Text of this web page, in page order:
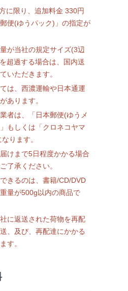
に限り、追加料金 330円
便(ゆうパック)」の指定が
が当社の規定サイズ(3辺
超過する場合は、国内送
いただきます。
は、西濃運輸や日本通運
あります。
者は、「日本郵便(ゆうメ
もしくは「クロネコヤマ
ります。
けまで5日程度かかる場合
了承ください。
きるのは、書籍/CD/DVD
量が500g以内の商品で
に返送された荷物を再配
、及び、再配達にかかる
す。